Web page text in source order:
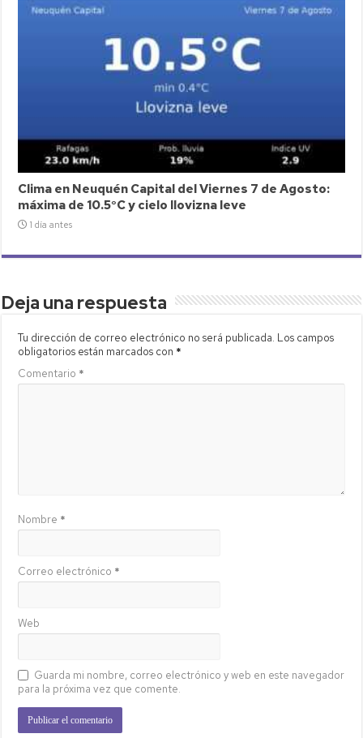
Clima en Neuquén Capital del Viernes 7 de Agosto:
máxima de 10.5°C y cielo llovizna leve
1 día antes
Deja una respuesta
Tu dirección de correo electrónico no será publicada. Los campos
obligatorios están marcados con *
Comentario *
Nombre *
Correo electrónico *
Web
Guarda mi nombre, correo electrónico y web en este navegador
para la próxima vez que comente.